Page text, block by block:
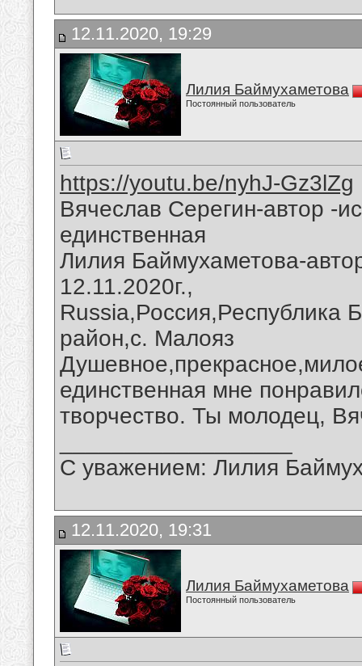
12.11.2020, 19:29
Лилия Баймухаметова
Постоянный пользователь
https://youtu.be/nyhJ-Gz3lZg
Вячеслав Серегин-автор -
единственная
Лилия Баймухаметова-
12.11.2020г.,
Russia,Россия,Республика
район,с. Малояз
единственная мне
творчество. Ты молодец,
С уважением: Лилия
12.11.2020, 19:31
Лилия Баймухаметова
Постоянный пользователь